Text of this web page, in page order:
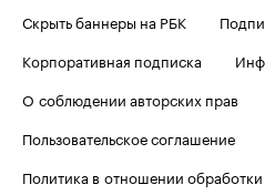
Скрыть баннеры на РБК
Корпоративная подписка
О соблюдении авторских прав
Пользовательское соглашение
Политика в отношении